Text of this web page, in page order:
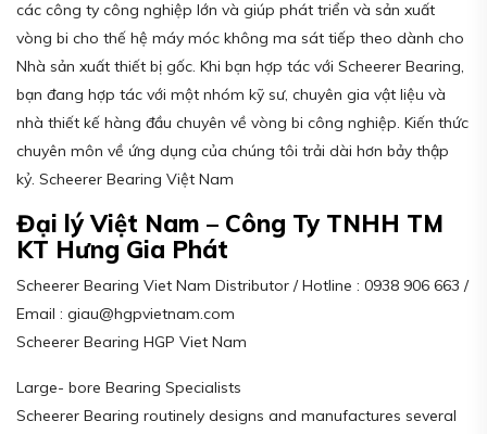
các công ty công nghiệp lớn và giúp phát triển và sản xuất
vòng bi cho thế hệ máy móc không ma sát tiếp theo dành cho
Nhà sản xuất thiết bị gốc. Khi bạn hợp tác với Scheerer Bearing,
bạn đang hợp tác với một nhóm kỹ sư, chuyên gia vật liệu và
nhà thiết kế hàng đầu chuyên về vòng bi công nghiệp. Kiến thức
chuyên môn về ứng dụng của chúng tôi trải dài hơn bảy thập
kỷ. Scheerer Bearing Việt Nam
Đại lý Việt Nam – Công Ty TNHH TM
KT Hưng Gia Phát
Scheerer Bearing Viet Nam Distributor / Hotline : 0938 906 663 /
Email : giau@hgpvietnam.com
Scheerer Bearing HGP Viet Nam
Large- bore Bearing Specialists
Scheerer Bearing routinely designs and manufactures several